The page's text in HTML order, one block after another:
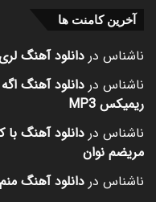
آخرین کامنت ها
ناشناس در دانلود آهنگ
ناشناس در دانلود آهنگ
ریمیکس MP3
ناشناس در دانلود آهنگ
مریضم نوان
ناشناس در دانلود آهنگ